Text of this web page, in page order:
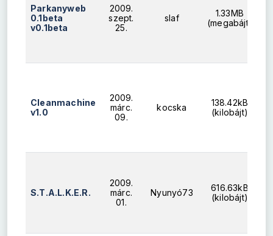
Parkanyweb
0.1beta
v0.1beta
2009.
szept.
25.
slaf
1.33MB
(megabájt)
Cleanmachine
v1.0
2009.
márc.
09.
kocska
138.42kB
(kilobájt)
S.T.A.L.K.E.R.
2009.
márc.
01.
Nyunyó73
616.63kB
(kilobájt)